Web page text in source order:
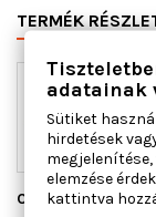
TERMÉK
Cikkszám01.4044
adatainak
Sütiket
hirdetések
elemzése
kattintva